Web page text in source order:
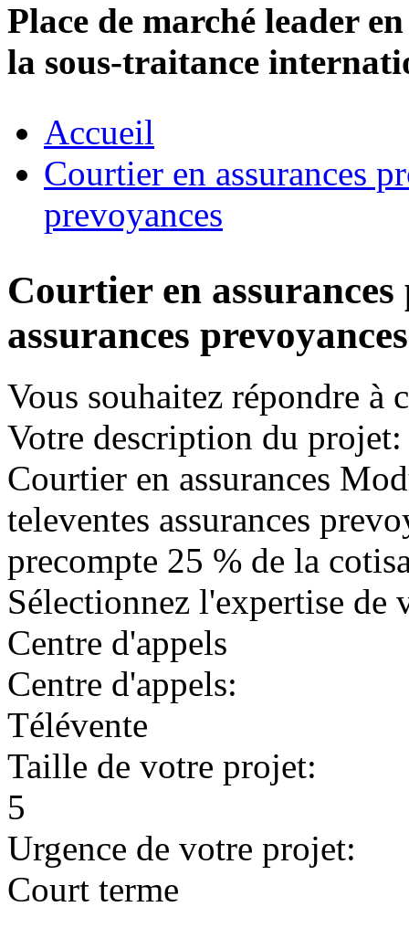
Place de marché leader
la sous-traitance
Accueil
Courtier en assurances
prevoyances
Courtier en assurances
assurances prevoyances
Vous souhaitez répondre à
Votre description du
Courtier en assurances
televentes assurances
precompte 25 % de la
Sélectionnez l'expertise de
Centre d'appels
Centre d'appels:
Télévente
Taille de votre projet:
5
Urgence de votre projet:
Court terme